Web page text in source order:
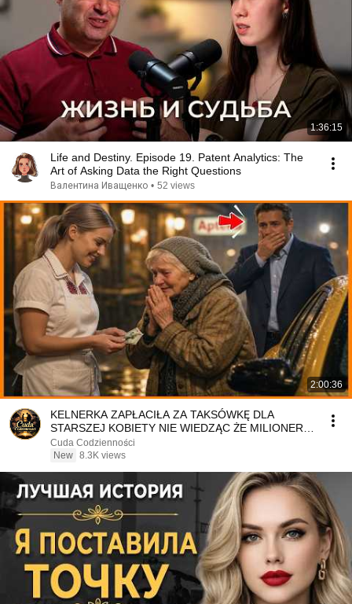
1:36:15
Life and Destiny. Episode 19. Patent Analytics: The
Art of Asking Data the Right Questions
Валентина Иващенко • 52 views
2:00:36
KELNERKA ZAPŁACIŁA ZA TAKSÓWKĘ DLA
STARSZEJ KOBIETY NIE WIEDZĄC ŻE MILIONER
PATRZY
Cuda Codzienności
New 8.3K views